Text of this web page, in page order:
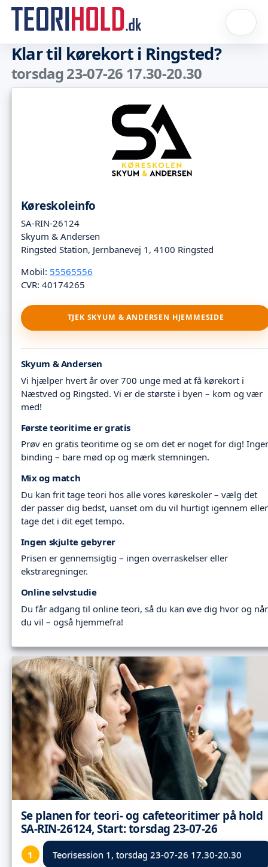
Klar til kørekort i Ringsted?
torsdag 23-07-26 17.30-20.30
Køreskoleinfo
SA-RIN-26124
Skyum & Andersen
Ringsted Station, Jernbanevej 1, 4100 Ringsted
Mobil: 55565556
CVR: 40174265
TJEK SKYUM & ANDERSEN HJEMMESIDE
Skyum & Andersen
Vi hjælper hvert år over 700 unge med at få kørekort i
Næstved og Ringsted. Vi er de største i byen – kom og vær
med!
Første teoritime er gratis
Prøv en gratis teoritime og se om det er noget for dig!
binding – bare mød op og mærk stemningen.
Mix og match
Du kan frit tage teori hos alle vores køreskoler – vælg det
der passer dig bedst, uanset om du vil hurtigt igennem eller
tage det i dit eget tempo.
Ingen skjulte gebyrer
Prisen er gennemsigtig – ingen overraskelser eller
ekstraregninger.
Online selvstudie
Du får adgang til online teori, så du kan øve dig hvor og når
du vil – også hjemmefra!
Se planen for teori- og cafeteoritimer på hold
SA-RIN-26124, Start: torsdag 23-07-26
Teorisession 1,torsdag 23-07-26 17.30-20.30